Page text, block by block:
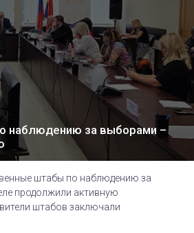
наблюдению за выборами –
штабы по наблюдению за
продолжили активную
штабов заключали